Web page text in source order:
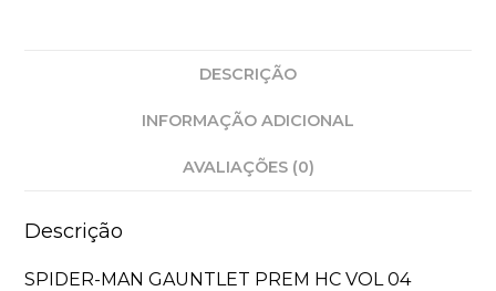
DESCRIÇÃO
INFORMAÇÃO ADICIONAL
AVALIAÇÕES (0)
Descrição
SPIDER-MAN GAUNTLET PREM HC VOL 04